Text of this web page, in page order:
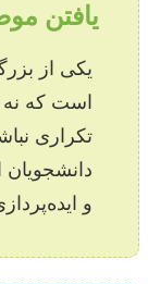
یافتن
یکی از
است که نه
تکراری
و